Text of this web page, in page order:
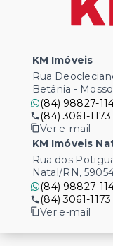
KM Imóveis
Rua
Betânia -
(84) 98827-
(84) 3061-1173
Ver e-mail
KM Imóveis
Rua dos
Natal/RN,
(84) 98827-
(84) 3061-1173
Ver e-mail